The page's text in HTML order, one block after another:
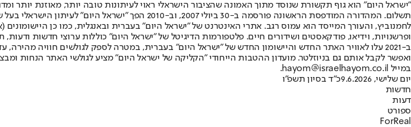
"ישראל היום" הוא גוף תקשורת שנוסד מתוך האמונה שהציבור הישראלי ראוי לעיתונות טובה יותר, מאוזנת יותר
תשלום. המהדורה המודפסת הראשונה פורסמה ב-30 ביולי
ופרשנויות, וידיאו, פודקאסטים ושידורים חיים. פלטפורמות הדיגיטל של "ישראל היום" כוללות ערוצי חדשות ודעות,
ב-2021 עלו לאוויר האתר החדש והיישומון החדש של "ישראל היום" בעברית, במטרה לספק לגולשים חוויה
ואפשר לקבל אותם גם בניוזלטר. מועדון ההטבות הייחודי "הקליקה של ישראל היום" מציע לגולשי האתר הנחות
במייל hayom@israelhayom.co.il.
יום שלישי, 9.6.2026
כ"ד בסיון תשפ"ו
חדשות
דעות
ספורט
ForReal